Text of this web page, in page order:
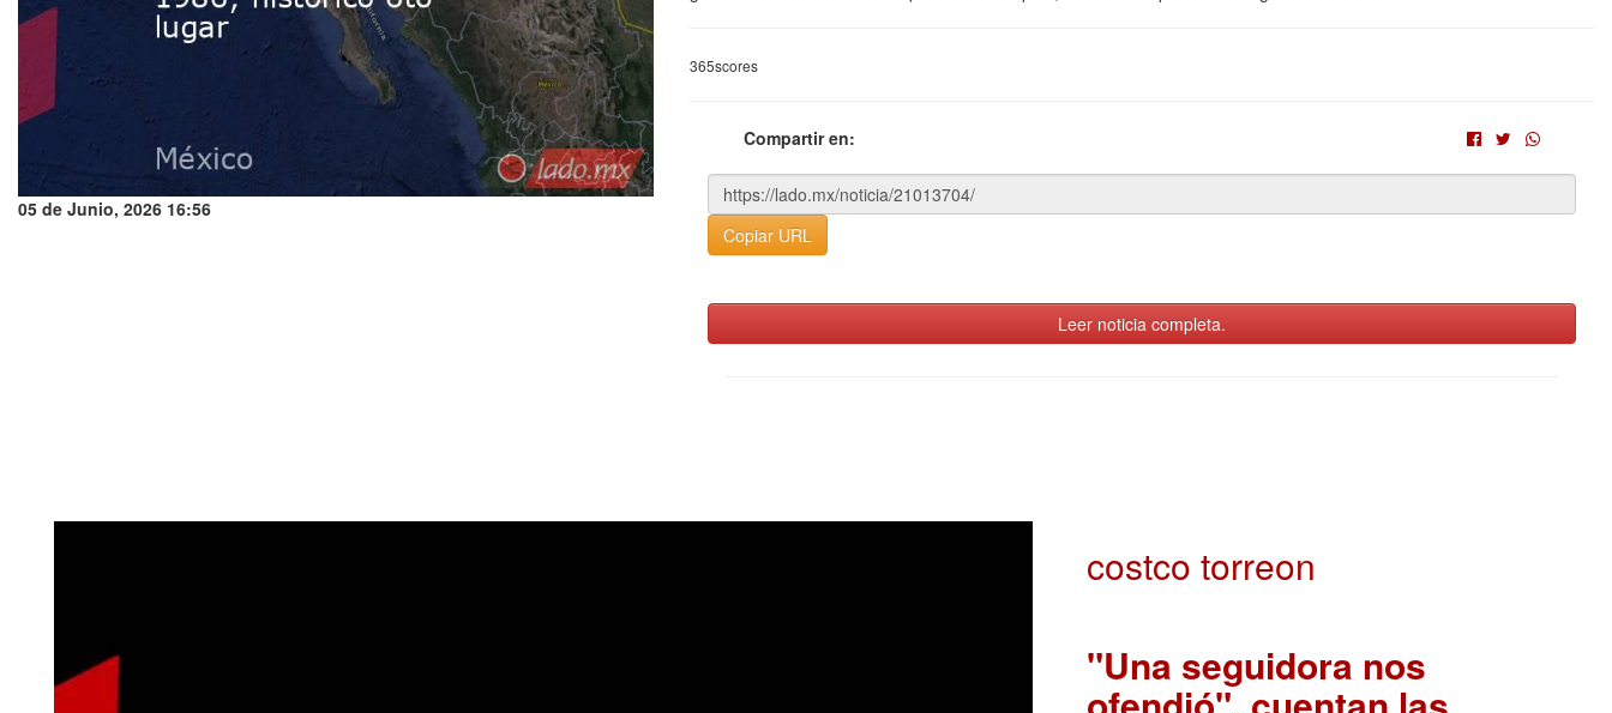
05 de Junio, 2026 16:56
365scores
Compartir en:
Copiar URL
Leer noticia completa.
costco torreon
"Una seguidora nos